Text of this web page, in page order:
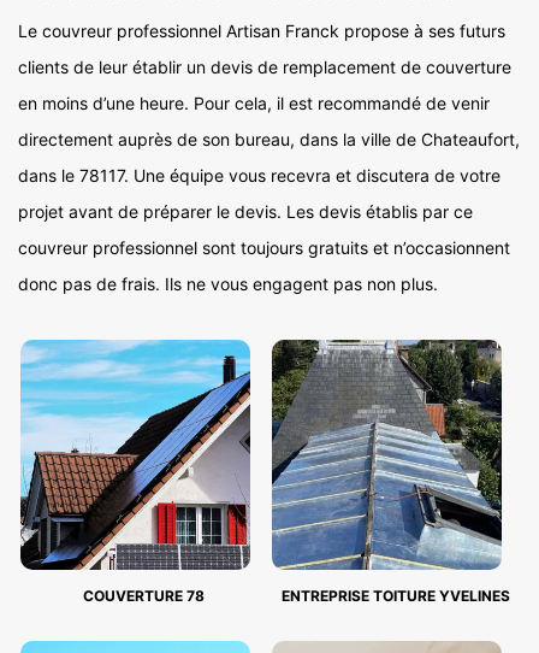
Le couvreur professionnel Artisan Franck propose à ses futurs
clients de leur établir un devis de remplacement de couverture
en moins d’une heure. Pour cela, il est recommandé de venir
directement auprès de son bureau, dans la ville de Chateaufort,
dans le 78117. Une équipe vous recevra et discutera de votre
projet avant de préparer le devis. Les devis établis par ce
couvreur professionnel sont toujours gratuits et n’occasionnent
donc pas de frais. Ils ne vous engagent pas non plus.
COUVERTURE 78 ENTREPRISE TOITURE YVELINES